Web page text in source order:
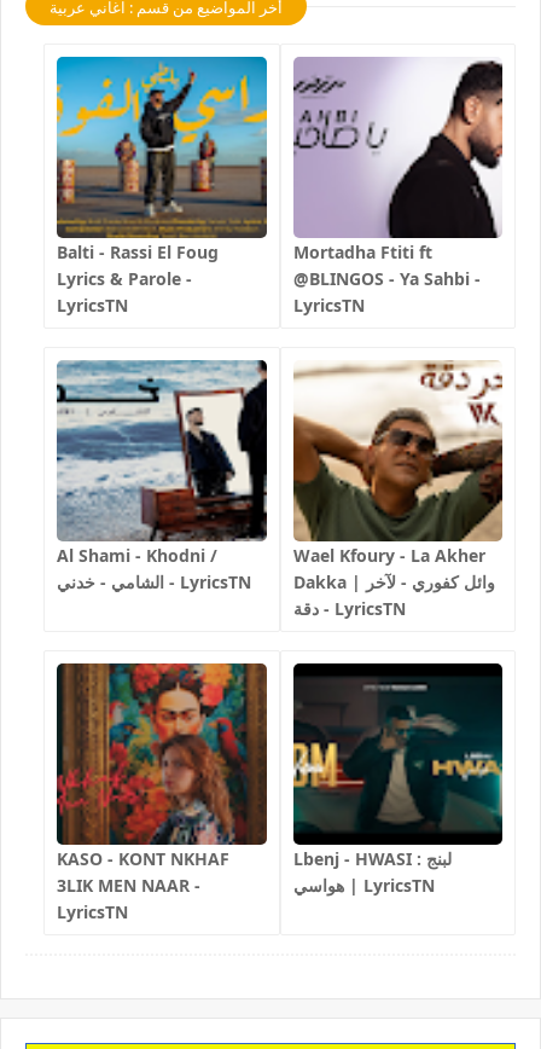
أخر المواضيع من قسم : اغاني عربية
Balti - Rassi El Foug
Lyrics & Parole -
LyricsTN
Mortadha Ftiti ft
@BLINGOS - Ya Sahbi -
LyricsTN
Al Shami - Khodni /
الشامي - خدني - LyricsTN
Wael Kfoury - La Akher
Dakka | وائل كفوري - لآخر
دقة - LyricsTN
KASO - KONT NKHAF
3LIK MEN NAAR -
LyricsTN
Lbenj - HWASI لبنج :
هواسي | LyricsTN